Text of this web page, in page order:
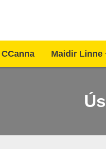
CCanna Maidir Linne